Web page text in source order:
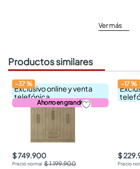
Ver más
Productos similares
Exclusivo online y venta
telefónica
Ahorro en grande
-37%
$ 749.900
$ 1.199.900
-17%
$